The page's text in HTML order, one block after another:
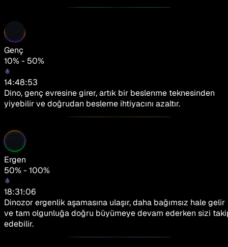
Genç
10% - 50%
14:48:53
Dino, genç evresine girer, artık bir beslenme teknesinden
yiyebilir ve doğrudan besleme ihtiyacını azaltır.
Ergen
50% - 100%
18:31:06
Dinozor ergenlik aşamasına ulaşır, daha bağımsız hale gelir
ve tam olgunluğa doğru büyümeye devam ederken sizi
edebilir.